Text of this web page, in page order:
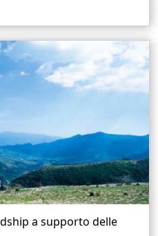
a supporto delle